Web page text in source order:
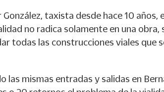
taxista desde hace 10 años,
no radica solamente en una obra,
todas las construcciones viales que
las mismas entradas y salidas en